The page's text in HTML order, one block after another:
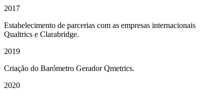
2017
Estabelecimento de parcerias com as empresas internacionais
Qualtrics e Clarabridge.
2019
Criação do Barómetro Gerador Qmetrics.
2020